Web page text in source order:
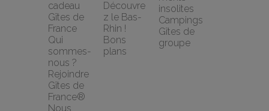
cadeau
Gîtes de
France
Qui
sommes-
nous ?
Rejoindre
Gîtes de
France®
Nous
Découvre
z le Bas-
Rhin !
Bons
plans
insolites
Campings
Gîtes de
groupe